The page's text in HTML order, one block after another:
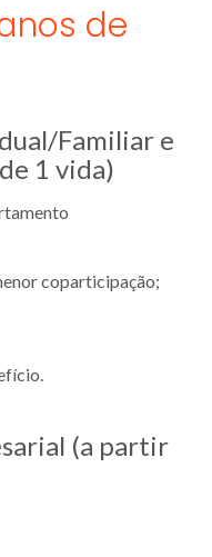
de
Familiar e
1 vida)
coparticipação;
(a partir